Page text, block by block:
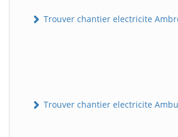
Trouver chantier electricite
Trouver chantier electricite